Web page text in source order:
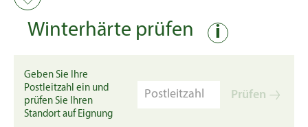
Winterhärte prüfen i
Geben Sie Ihre
Postleitzahl ein und
prüfen Sie Ihren
Standort auf Eignung
Prüfen